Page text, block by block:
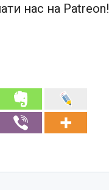
нас на Patreon!